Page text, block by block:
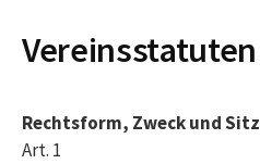
Vereinsstatuten
Rechtsform, Zweck und Sitz
Art. 1